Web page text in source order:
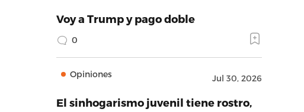
Voy a Trump y pago doble
0
Opiniones Jul 30, 2026
El sinhogarismo juvenil tiene rostro,